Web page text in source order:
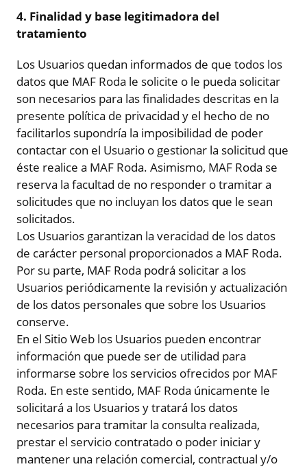
4. Finalidad y base legitimadora del
tratamiento
Los Usuarios quedan informados de que todos los
datos que MAF Roda le solicite o le pueda solicitar
son necesarios para las finalidades descritas en la
presente política de privacidad y el hecho de no
facilitarlos supondría la imposibilidad de poder
contactar con el Usuario o gestionar la solicitud que
éste realice a MAF Roda. Asimismo, MAF Roda se
reserva la facultad de no responder o tramitar a
solicitudes que no incluyan los datos que le sean
solicitados.
Los Usuarios garantizan la veracidad de los datos
de carácter personal proporcionados a MAF Roda.
Por su parte, MAF Roda podrá solicitar a los
Usuarios periódicamente la revisión y actualización
de los datos personales que sobre los Usuarios
conserve.
En el Sitio Web los Usuarios pueden encontrar
información que puede ser de utilidad para
informarse sobre los servicios ofrecidos por MAF
Roda. En este sentido, MAF Roda únicamente le
solicitará a los Usuarios y tratará los datos
necesarios para tramitar la consulta realizada,
prestar el servicio contratado o poder iniciar y
mantener una relación comercial, contractual y/o